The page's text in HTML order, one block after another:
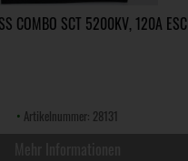
COMBO SCT 5200KV, 120A ESC
• Artikelnummer: 28131